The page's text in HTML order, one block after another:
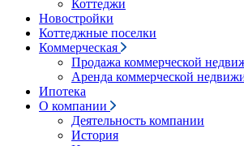
Коттеджи
Новостройки
Коттеджные поселки
Коммерческая
Продажа коммерческой
Аренда коммерческой
Ипотека
О компании
Деятельность компании
История